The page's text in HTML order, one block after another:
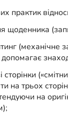
практик
щоденника
(механічне
допомагає
сторінки
на трьох
на